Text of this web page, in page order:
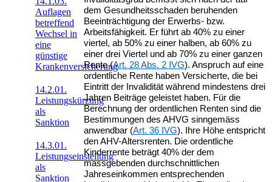
Auflagen
betreffend
Wechsel in
eine
günstige
Krankenversicherung
14.2.01.
Leistungskürzung
als
Sanktion
14.3.01.
Leistungseinstellung
als
Sanktion
dem Gesundheitsschaden beruhenden
Beeinträchtigung der Erwerbs- bzw.
Arbeitsfähigkeit. Er führt ab 40% zu einer
viertel, ab 50% zu einer halben, ab 60% zu
einer drei Viertel und ab 70% zu einer ganzen
Rente (Art. 28 Abs. 2 IVG). Anspruch auf eine
ordentliche Rente haben Versicherte, die bei
Eintritt der Invalidität während mindestens drei
Jahren Beiträge geleistet haben. Für die
Berechnung der ordentlichen Renten sind die
Bestimmungen des AHVG sinngemäss
anwendbar (Art. 36 IVG). Ihre Höhe entspricht
den AHV-Altersrenten. Die ordentliche
Kinderrente beträgt 40% der dem
massgebenden durchschnittlichen
Jahreseinkommen entsprechenden